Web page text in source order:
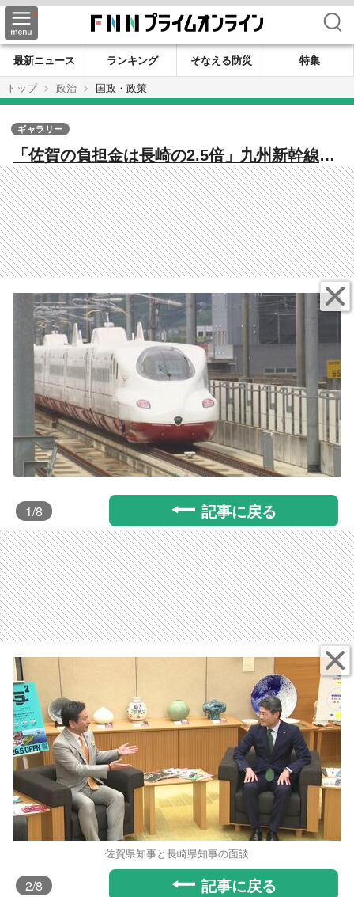
検索
最新ニュース ランキング そなえる防災
特集
トップ
政治 国政・政策
「佐賀の負担金は長崎の2.5倍」九州新幹線長
崎ルートの全線フル規格化めざす長崎県知事
に佐賀県知事が初面談で訴え
ギャラリー
1/8 記事に戻る
佐賀県知事と長崎県知事の面談
2/8 記事に戻る